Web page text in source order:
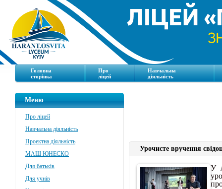
Головна
сторінка
Про
ліцей
Навчальна
діяльність
Меню
Про ліцей
Навчальна діяльність
Проектна діяльність
МАШ ЮНЕСКО
Для батьків
Для учнів
Урочисте вручення
У